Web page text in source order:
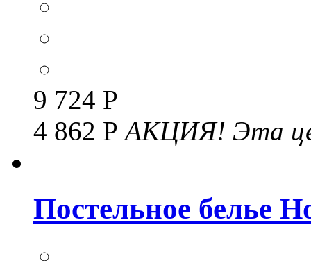
9 724 Р
4 862 РАКЦИЯ! Эта
Постельное белье